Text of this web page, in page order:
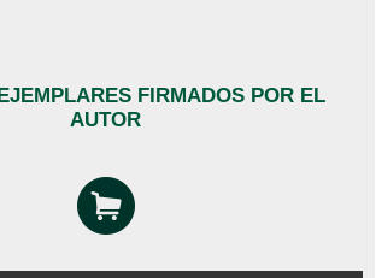
FIRMADOS POR EL
AUTOR